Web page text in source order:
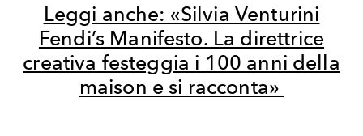
Leggi anche: «Silvia Venturini
Fendi’s Manifesto. La direttrice
creativa festeggia i 100 anni della
maison e si racconta»